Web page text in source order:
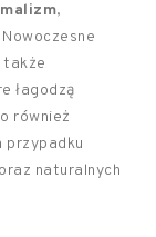
,
także
łagodzą
również
przypadku
naturalnych